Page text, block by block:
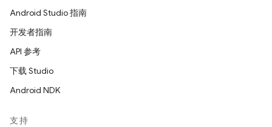
Android Studio 指南
开发者指南
API 参考
下载 Studio
Android NDK
支持